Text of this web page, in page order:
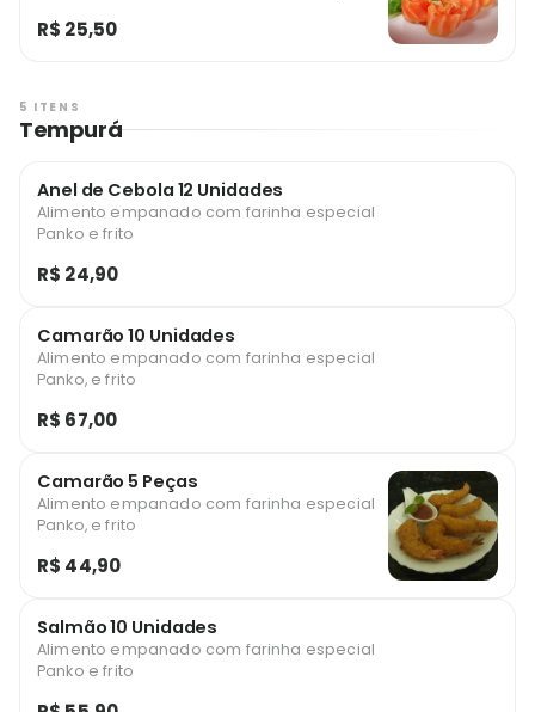
recheado.
R$ 25,50
5 ITENS
Tempurá
Anel de Cebola 12 Unidades
Alimento empanado com farinha especial
Panko e frito
R$ 24,90
Camarão 10 Unidades
Alimento empanado com farinha especial
Panko, e frito
R$ 67,00
Camarão 5 Peças
Alimento empanado com farinha especial
Panko, e frito
R$ 44,90
Salmão 10 Unidades
Alimento empanado com farinha especial
Panko e frito